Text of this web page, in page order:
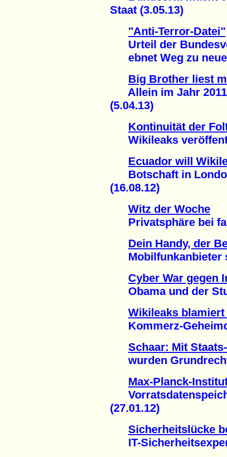
Staat (3.05.13)
"Anti-Terror-Datei"
Urteil der
ebnet Weg zu
Big Brother liest
Allein im Jahr
(5.04.13)
Kontinuität der
Wikileaks
Ecuador will
Botschaft in
(16.08.12)
Witz der Woche
Privatsphäre bei
Dein Handy, der
Mobilfunkanbieter
Cyber War gegen
Obama und der
Wikileaks
Kommerz-
Schaar: Mit
wurden
Max-Planck-
(27.01.12)
Sicherheitslücke
IT-